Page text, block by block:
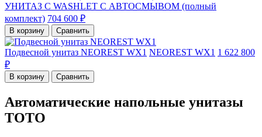
УНИТАЗ С WASHLET С АВТОСМЫВОМ (полный
комплект) 704 600 ₽
В корзину Сравнить
Подвесной унитаз NEOREST WX1 NEOREST WX1 1 622 800
₽
В корзину Сравнить
Автоматические напольные унитазы
TOTO